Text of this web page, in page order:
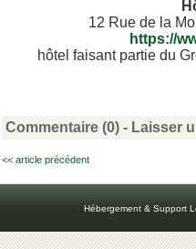
12 Rue de la
https://
hôtel faisant partie du
Commentaire (0) - Laisser
<< article précédent
Hébergement & Support